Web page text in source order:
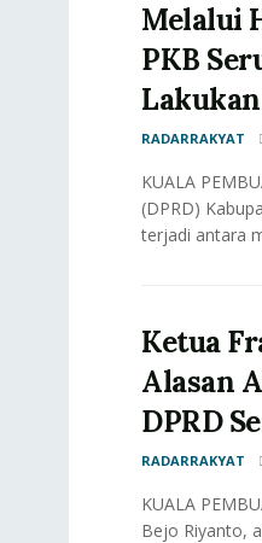
Melalui
PKB
RADARRAKYAT
KUALA
(DPRD)
terjadi antara
Ketua
Alasan
DPRD
RADARRAKYAT
KUALA
Bejo Riyanto,